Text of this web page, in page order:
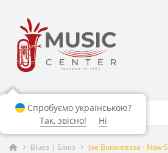
Blues | Блюз Joe Bonamassa - Now
Спробуємо українською?
Так, звісно!
Ні